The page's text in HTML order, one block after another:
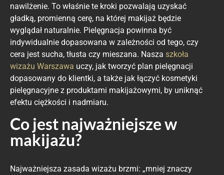
nawilżenie. To właśnie te kroki pozwalają uzyskać
gładką, promienną cerę, na której makijaż będzie
wyglądał naturalnie. Pielęgnacja powinna być
indywidualnie dopasowana w zależności od tego, czy
cera jest sucha, tłusta czy mieszana. Nasza szkoła
wizażu Warszawa uczy, jak tworzyć plan pielęgnacji
dopasowany do klientki, a także jak łączyć kosmetyki
pielęgnacyjne z produktami makijażowymi, by uniknąć
efektu ciężkości i nadmiaru.
Co jest najważniejsze w
makijażu?
Najważniejsza zasada wizażu brzmi: „mniej znaczy